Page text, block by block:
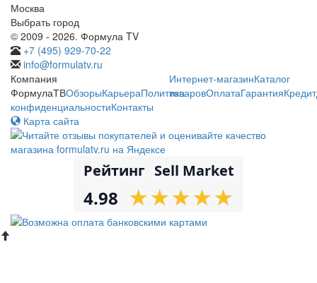
Москва
Выбрать город
© 2009 - 2026. Формула TV
+7 (495) 929-70-22
info@formulatv.ru
Компания
ФормулаТВОбзорыКарьераПолитика
конфиденциальностиКонтакты
Интернет-магазинКаталог
товаровОплатаГарантияКредит
Карта сайта
Рейтинг Sell Market
4.98 ★
★★
★★
★★
★★
★